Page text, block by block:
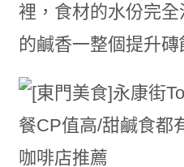
裡，食材的水份完
的鹹香一整個提升磚